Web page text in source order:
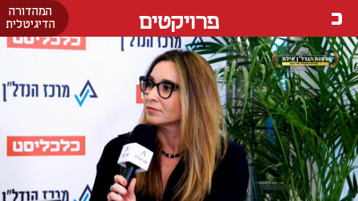
המהדורה
הדיגיטלית
פרויקטים